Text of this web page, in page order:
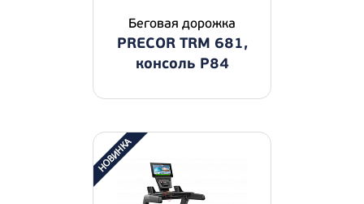
Беговая дорожка
PRECOR TRM 681,
консоль P84